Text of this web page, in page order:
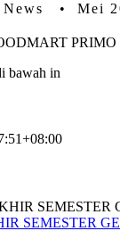
News • Mei
PRIMO
bawah in
SEMESTER